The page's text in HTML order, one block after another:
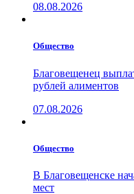
08.08.2026
Общество
Благовещенец
рублей алиментов
07.08.2026
Общество
В Благовещенске
мест